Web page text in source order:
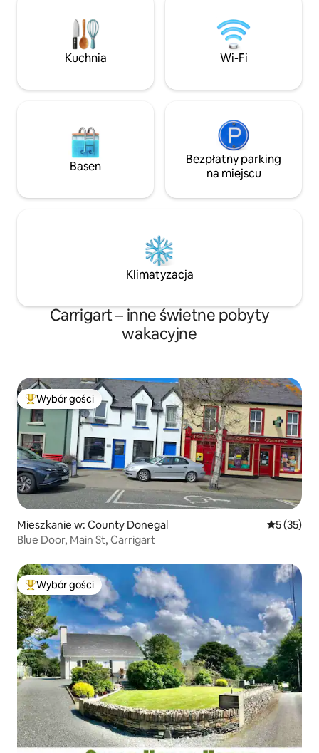
Narodowy Glenveagh. W niewielkiej
odległości od trasy The Wild Atlantic
Way, The Birdbox jest idealnym
miejscem na przyjemny, spokojny
wypadową do odkrywania Donegal.
przeznaczona
gości, a po
znajduje się pokój
Downings i pól
Kuchnia Wi-Fi
Basen
Bezpłatny parking
na miejscu
Klimatyzacja
Carrigart – inne świetne pobyty
wakacyjne
Najpopularniejsze z kategorii Wybór gości
Wybór gości
Mieszkanie w: County Donegal Średnia
5 (35)
Blue Door, Main St, Carrigart
Najpopularniejsze z kategorii Wybór gości
Wybór gości